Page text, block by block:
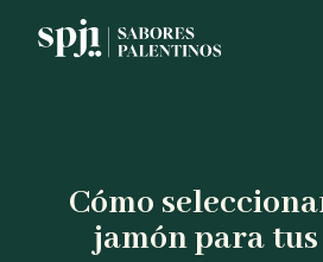
Cómo
jamón para